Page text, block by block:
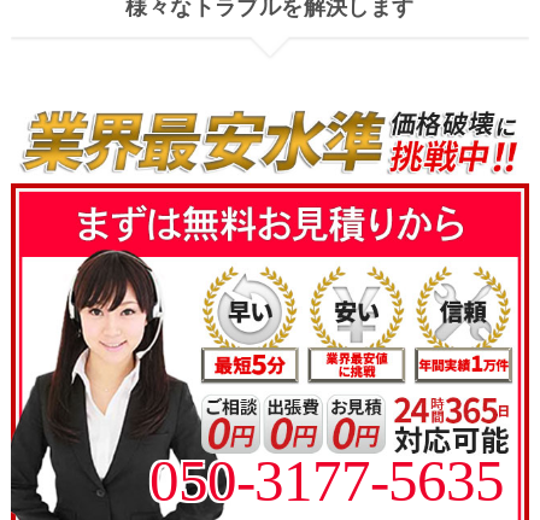
様々なトラブルを解決します
050-3177-5635